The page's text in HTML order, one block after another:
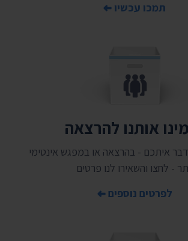
תמכו עכשיו
אותנו להרצאה
איתכם - בהרצאה או במפגש אינטימי
- לחצו והשאירו לנו פרטים
לפרטים נוספים